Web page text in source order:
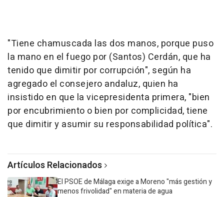
"Tiene chamuscada las dos manos, porque puso
la mano en el fuego por (Santos) Cerdán, que ha
tenido que dimitir por corrupción", según ha
agregado el consejero andaluz, quien ha
insistido en que la vicepresidenta primera, "bien
por encubrimiento o bien por complicidad, tiene
que dimitir y asumir su responsabilidad política".
Artículos Relacionados
El PSOE de Málaga exige a Moreno "más gestión y
menos frivolidad" en materia de agua